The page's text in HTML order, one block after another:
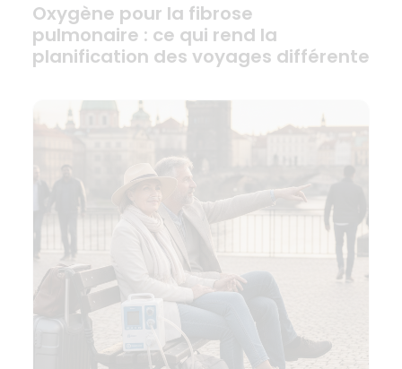
Oxygène pour la fibrose
pulmonaire : ce qui rend la
planification des voyages différente